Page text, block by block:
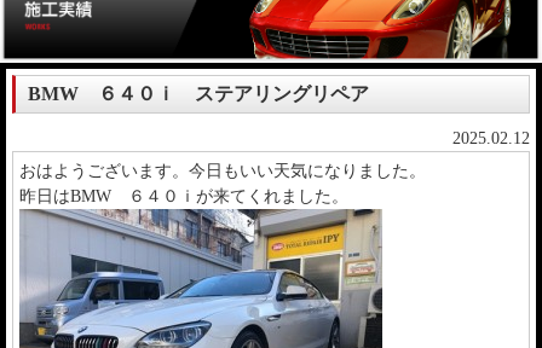
BMW ６４０ｉ ステアリングリペア
2025.02.12
おはようございます。今日もいい天気になりました。
昨日はBMW ６４０ｉが来てくれました。